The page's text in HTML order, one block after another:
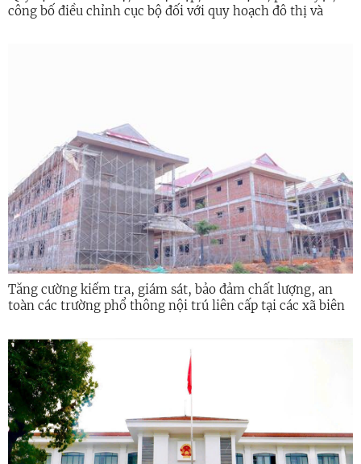
công bố điều chỉnh cục bộ đối với quy hoạch đô thị và
Tăng cường kiểm tra, giám sát, bảo đảm chất lượng, an
toàn các trường phổ thông nội trú liên cấp tại các xã biên